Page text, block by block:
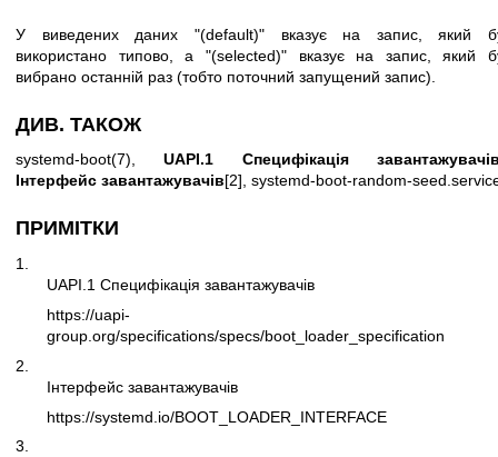
У виведених даних "(default)" вказує на запис, який
використано типово, а "(selected)" вказує на запис, який
вибрано останній раз (тобто поточний запущений запис).
ДИВ. ТАКОЖ
systemd-boot(7),UAPI.1 Специфікація
Інтерфейс завантажувачів[2], systemd-boot-random-
ПРИМІТКИ
1.
UAPI.1 Специфікація завантажувачів
https://uapi-
group.org/specifications/specs/boot_loader_specification
2.
Інтерфейс завантажувачів
https://systemd.io/BOOT_LOADER_INTERFACE
3.